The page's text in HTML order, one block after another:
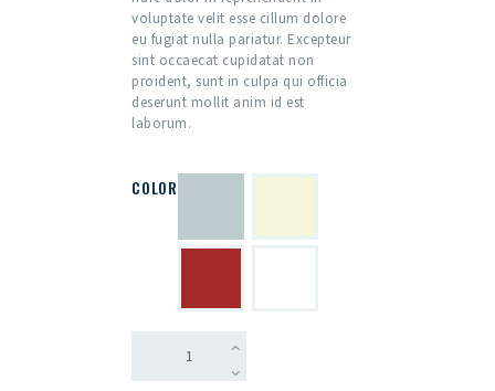
voluptate velit esse cillum dolore
eu fugiat nulla pariatur. Excepteur
sint occaecat cupidatat non
proident, sunt in culpa qui officia
deserunt mollit anim id est
laborum.
COLOR